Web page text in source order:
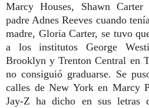
Marcy Houses, Shawn
padre Adnes Reeves cuando
madre, Gloria Carter, se tuvo
a los institutos George
Brooklyn y Trenton Central en
no consiguió graduarse. Se
calles de New York en Marcy
Jay-Z ha dicho en sus letras